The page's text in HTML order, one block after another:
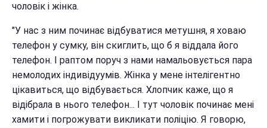
чоловік і жінка.
"У нас з ним починає відбуватися метушня, я ховаю
телефон у сумку, він скиглить, що б я віддала його
телефон. І раптом поруч з нами намальовується пара
немолодих індивідуумів. Жінка у мене інтелігентно
цікавиться, що відбувається. Хлопчик каже, що я
відібрала в нього телефон... І тут чоловік починає мені
хамити і погрожувати викликати поліцію. Я говорю,